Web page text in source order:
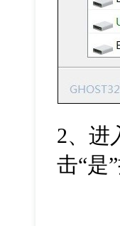
2、进
击“是”